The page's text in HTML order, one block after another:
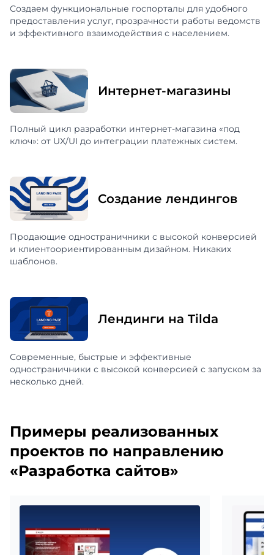
Создаем функциональные госпорталы для удобного
предоставления услуг, прозрачности работы ведомств
и эффективного взаимодействия с населением.
Интернет-магазины
Полный цикл разработки интернет-магазина «под
ключ»: от UX/UI до интеграции платежных систем.
Создание лендингов
Продающие одностраничники с высокой конверсией
и клиентоориентированным дизайном. Никаких
шаблонов.
Лендинги на Tilda
Современные, быстрые и эффективные
одностраничники с высокой конверсией с запуском за
несколько дней.
Примеры реализованных
проектов по направлению
«Разработка сайтов»